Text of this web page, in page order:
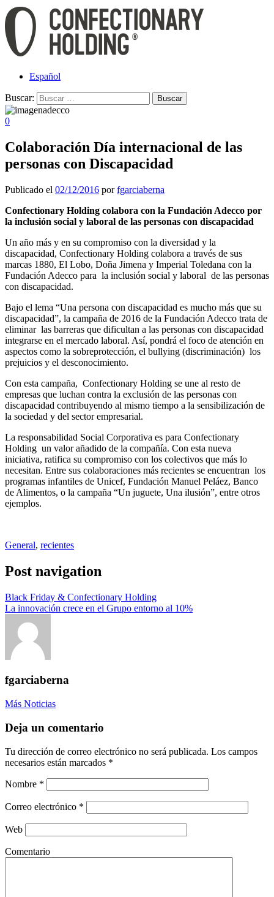
Español
Buscar:
0
Colaboración Día internacional de las
personas con Discapacidad
Publicado el 02/12/2016 porfgarciaberna
Confectionary Holding colabora con la Fundación Adecco por
la inclusión social y laboral de las personas con discapacidad
Un año más y en su compromiso con la diversidad y la
discapacidad, Confectionary Holding colabora a través de sus
marcas 1880, El Lobo, Doña Jimena y Imperial Toledana con la
Fundación Adecco para la inclusión social y laboral de las personas
con discapacidad.
Bajo el lema “Una persona con discapacidad es mucho más que su
discapacidad”, la campaña de 2016 de la Fundación Adecco trata de
eliminar las barreras que dificultan a las personas con discapacidad
integrarse en el mercado laboral. Así, pondrá el foco de atención en
aspectos como la sobreprotección, el bullying (discriminación) los
prejuicios y el desconocimiento.
Con esta campaña, Confectionary Holding se une al resto de
empresas que luchan contra la exclusión de las personas con
discapacidad contribuyendo al mismo tiempo a la sensibilización de
la sociedad y del sector empresarial.
La responsabilidad Social Corporativa es para Confectionary
Holding un valor añadido de la compañía. Con esta nueva
iniciativa, ratifica su compromiso con los colectivos que más lo
necesitan. Entre sus colaboraciones más recientes se encuentran los
programas infantiles de Unicef, Fundación Manuel Peláez, Banco
de Alimentos, o la campaña “Un juguete, Una ilusión”, entre otros
ejemplos.
General, recientes
Post navigation
Black Friday & Confectionary Holding
La innovación crece en el Grupo entorno al 10%
fgarciaberna
Más Noticias
Deja un comentario
Tu dirección de correo electrónico no será publicada. Los campos
necesarios están marcados *
Nombre *
Correo electrónico *
Web
Comentario